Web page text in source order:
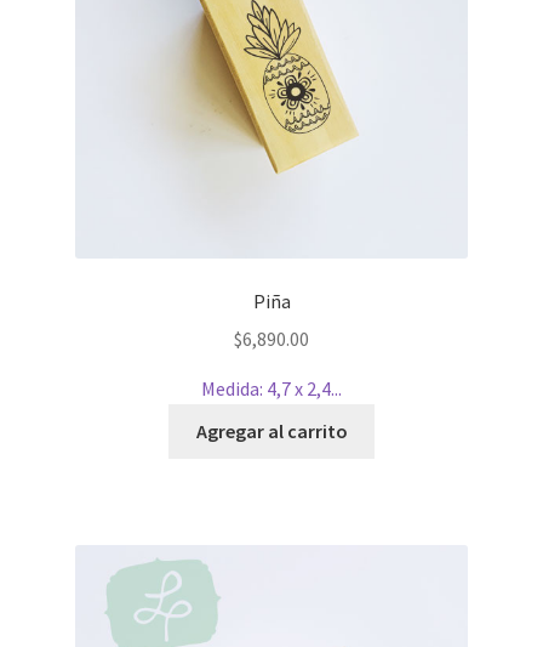
Cambios y devoluciones
Piña
$6,890.00
Medida: 4,7 x 2,4...
Agregar al carrito